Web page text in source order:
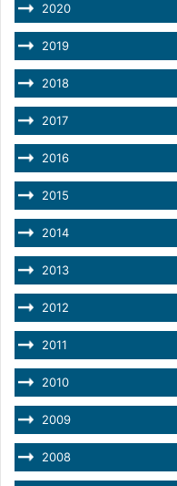
2020
2019
2018
2017
2016
2015
2014
2013
2012
2011
2010
2009
2008